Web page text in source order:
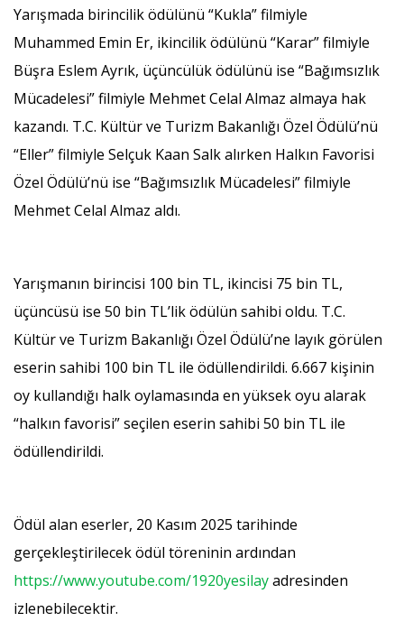
Yarışmada birincilik ödülünü “Kukla” filmiyle
Muhammed Emin Er, ikincilik ödülünü “Karar” filmiyle
Büşra Eslem Ayrık, üçüncülük ödülünü ise “Bağımsızlık
Mücadelesi” filmiyle Mehmet Celal Almaz almaya hak
kazandı. T.C. Kültür ve Turizm Bakanlığı Özel Ödülü’nü
“Eller” filmiyle Selçuk Kaan Salk alırken Halkın Favorisi
Özel Ödülü’nü ise “Bağımsızlık Mücadelesi” filmiyle
Mehmet Celal Almaz aldı.
Yarışmanın birincisi 100 bin TL, ikincisi 75 bin TL,
üçüncüsü ise 50 bin TL’lik ödülün sahibi oldu. T.C.
Kültür ve Turizm Bakanlığı Özel Ödülü’ne layık görülen
eserin sahibi 100 bin TL ile ödüllendirildi. 6.667 kişinin
oy kullandığı halk oylamasında en yüksek oyu alarak
“halkın favorisi” seçilen eserin sahibi 50 bin TL ile
ödüllendirildi.
Ödül alan eserler, 20 Kasım 2025 tarihinde
gerçekleştirilecek ödül töreninin ardından
https://www.youtube.com/1920yesilayadresinden
izlenebilecektir.